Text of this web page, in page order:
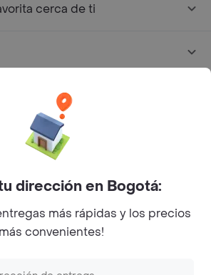
cerca de ti
Facebook
Twitter
Instagram
Inc. All rights reserved.
dirección en Bogotá:
más rápidas y los precios
más convenientes!